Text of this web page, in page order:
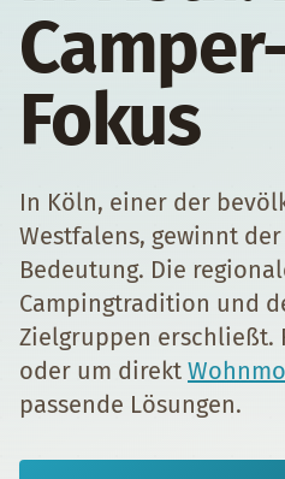
Fokus
In Köln, einer der
Westfalens, gewinnt
Bedeutung. Die
Campingtradition und
Zielgruppen erschließt.
oder um direkt
passende Lösungen.